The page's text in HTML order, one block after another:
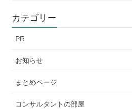
カテゴリー
PR
お知らせ
まとめページ
コンサルタントの部屋